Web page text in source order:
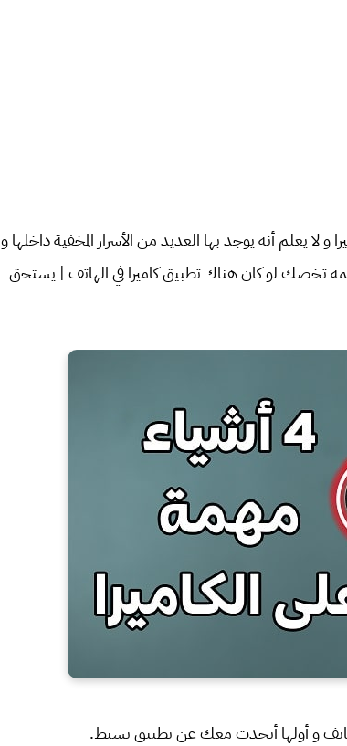
يعلم أنه يوجد بها العديد من الأسرار المخفية داخلها و
تكون مهمة لك و تأتيك تحت عنوان 4 أشياء مهمة تخصك لو كان هناك تطبيق كاميرا في الهاتف | يستحق
و أولها أتحدث معك عن تطبيق بسيط.